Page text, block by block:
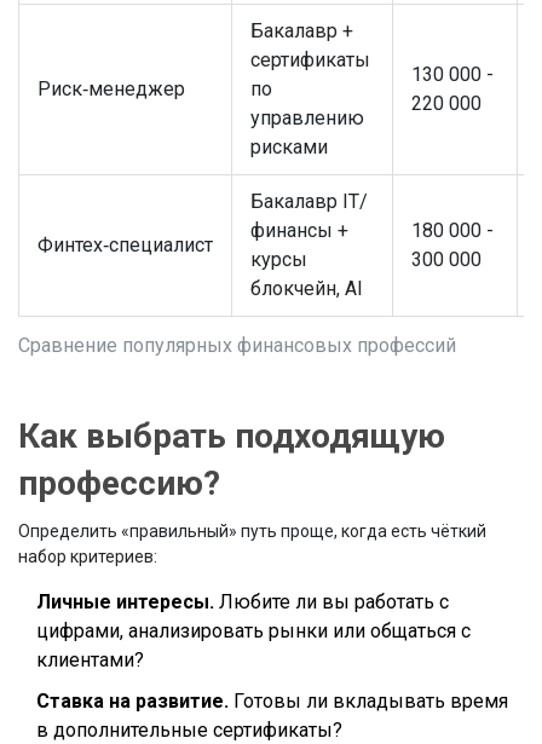
Сравнение популярных финансовых профессий
Риск‑менеджер
Бакалавр +
сертификаты
по
управлению
рисками
130 000 -
220 000
Финтех‑специалист
Бакалавр IT/
финансы +
курсы
блокчейн, AI
180 000 -
300 000
Как выбрать подходящую
профессию?
Определить «правильный» путь проще, когда есть чёткий
набор критериев:
Личные интересы. Любите ли вы работать с
цифрами, анализировать рынки или общаться с
клиентами?
Ставка на развитие. Готовы ли вкладывать время
в дополнительные сертификаты?